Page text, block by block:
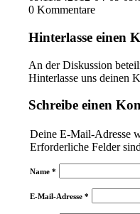
0 Kommentare
Hinterlasse einen
An der Diskussion
Hinterlasse uns deinen
Schreibe einen
Deine E-Mail-Adresse
Erforderliche Felder
Name*
E-Mail-Adresse*